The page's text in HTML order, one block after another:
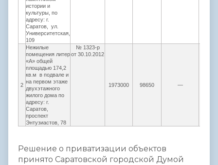
истории и
культуры, по
адресу: г.
Саратов, ул.
Университетская,
109
2
Нежилые
помещения литер
«А» общей
площадью 174,2
кв.м в подвале и
на первом этаже
двухэтажного
жилого дома по
адресу: г.
Саратов,
проспект
Энтузиастов, 78
№ 1323-р
от 30.10.2012
1973000 98650 ―
Решение о приватизации объектов
принято Саратовской городской Думой